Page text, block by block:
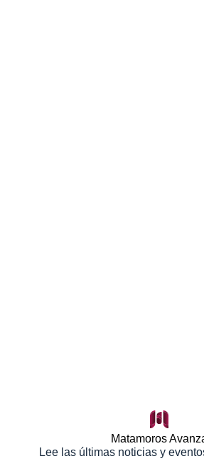
Matamoros
Lee las últimas noticias y